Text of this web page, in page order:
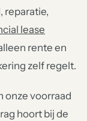
reparatie,
lease
rente en
zelf regelt.
onze voorraad
hoort bij de